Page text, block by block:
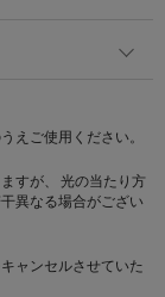
えご使用ください。
すが、 光の当たり方
異なる場合がござい
ャンセルさせていた